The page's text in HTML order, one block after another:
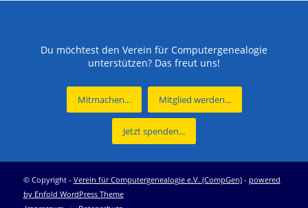
Du möchtest den Verein für Computergenealogie
unterstützen? Das freut uns!
Mitmachen... Mitglied werden...
Jetzt spenden...
© Copyright - Verein für Computergenealogie e.V. (CompGen)- powered
by Enfold WordPress Theme